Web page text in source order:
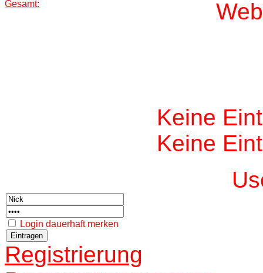
Gesamt: W
Keine
Keine
Login dauerhaft merken
Registrierung